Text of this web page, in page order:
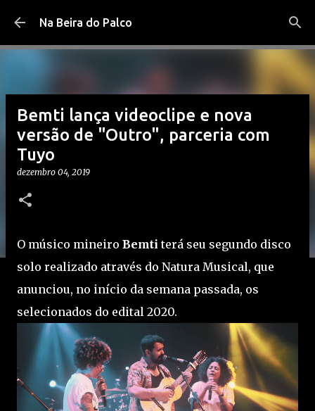
Pular para o conteúdo principal
Na Beira do Palco
Bemti lança videoclipe e nova
versão de "Outro", parceria com
Tuyo
dezembro 04, 2019
O músico mineiro Bemti terá seu segundo disco
solo realizado através do Natura Musical, que
anunciou, no início da semana passada, os
selecionados do edital 2020.